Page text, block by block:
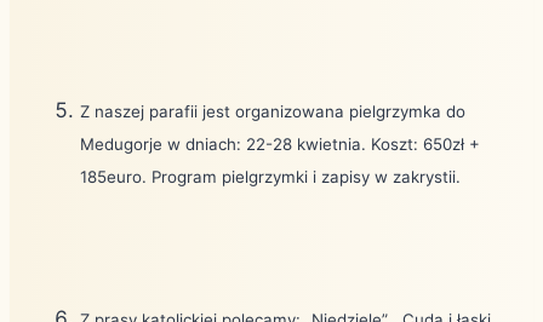
Z naszej parafii jest organizowana pielgrzymka do
Medugorje w dniach: 22-28 kwietnia. Koszt: 650zł +
185euro. Program pielgrzymki i zapisy w zakrystii.